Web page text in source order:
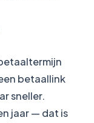
betaallink
sneller.
jaar — dat is